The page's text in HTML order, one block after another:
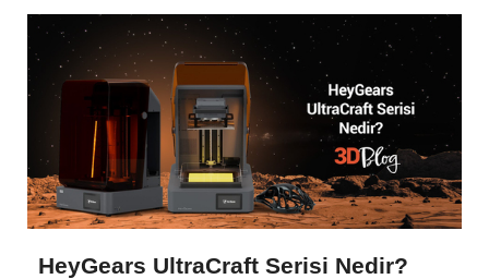
HeyGears UltraCraft Serisi Nedir?